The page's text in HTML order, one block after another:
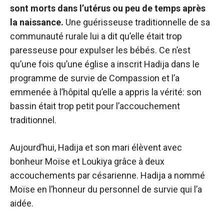
sont morts dans l’utérus ou peu de temps après
la naissance. Une guérisseuse traditionnelle de sa
communauté rurale lui a dit qu’elle était trop
paresseuse pour expulser les bébés. Ce n’est
qu’une fois qu’une église a inscrit Hadija dans le
programme de survie de Compassion et l’a
emmenée à l’hôpital qu’elle a appris la vérité: son
bassin était trop petit pour l’accouchement
traditionnel.
Aujourd’hui, Hadija et son mari élèvent avec
bonheur Moïse et Loukiya grâce à deux
accouchements par césarienne. Hadija a nommé
Moïse en l’honneur du personnel de survie qui l’a
aidée.